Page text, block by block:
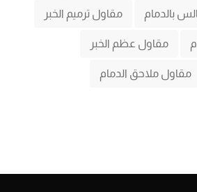
بالدمام مقاول ترميم الخبر
مقاول عظم الخبر
مقاول ملاحق الدمام